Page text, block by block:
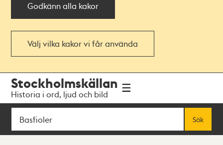
Godkänn alla kakor
Välj vilka kakor vi får använda
navigationen
huvudinnehållet
Stockholmskällan
Historia i ord, ljud och bild
Sök
Sök